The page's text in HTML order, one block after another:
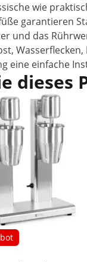
wie
garantieren
und das
eine einfache